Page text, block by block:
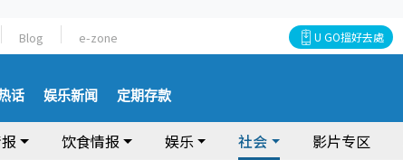
Blog e-zone U GO搵好去處
话 娱乐新闻 定期存款
饮食情报 娱乐 社会 影片专区